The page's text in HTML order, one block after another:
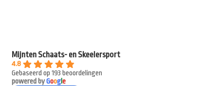
Mijnten Schaats- en Skeelersport
4.8
Gebaseerd op 193 beoordelingen
powered byGooge